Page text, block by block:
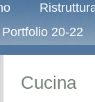
Portfolio 20-22
Cucina